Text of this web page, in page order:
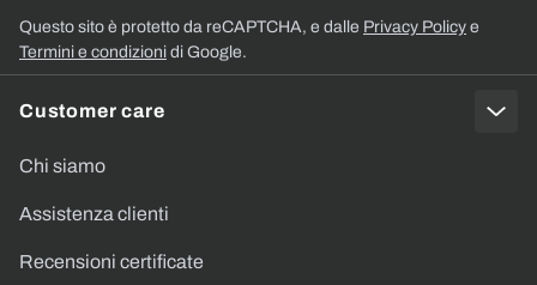
Customer care
Chi siamo
Assistenza clienti
Recensioni certificate
Questo sito è protetto da reCAPTCHA, e dalle Privacy Policy e
Termini e condizioni di Google.